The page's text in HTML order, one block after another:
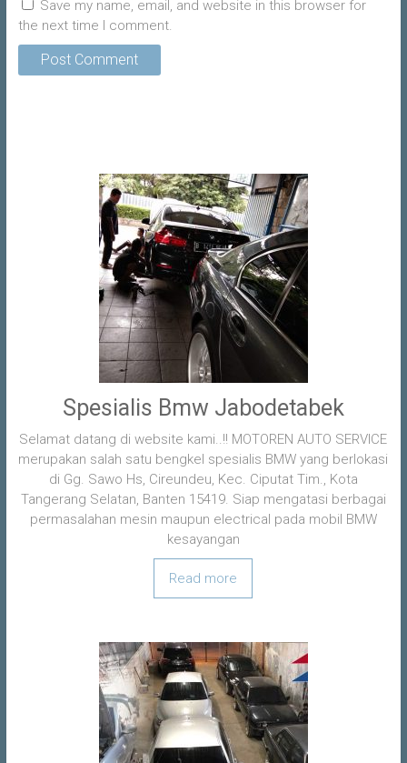
Save my name, email, and website in this browser for
the next time I comment.
Spesialis Bmw Jabodetabek
Selamat datang di website kami..!! MOTOREN AUTO SERVICE
merupakan salah satu bengkel spesialis BMW yang berlokasi
di Gg. Sawo Hs, Cireundeu, Kec. Ciputat Tim., Kota
Tangerang Selatan, Banten 15419. Siap mengatasi berbagai
permasalahan mesin maupun electrical pada mobil BMW
kesayangan
Read more